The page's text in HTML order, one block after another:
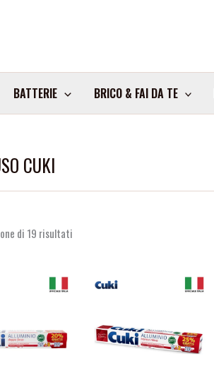
BATTERIE BRICO & FAI DA TE
CUKI
di 19 risultati